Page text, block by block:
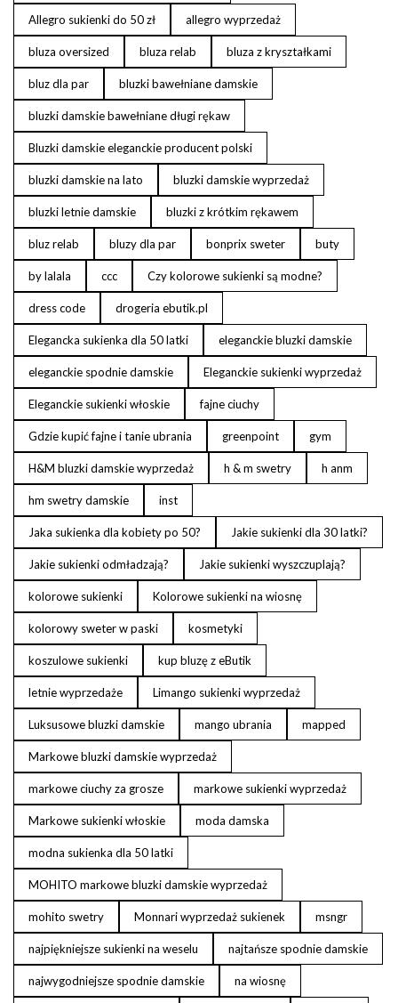
Allegro sukienki do 50 zł allegro wyprzedaż
bluza oversized bluza relab bluza z kryształkami
bluz dla par bluzki bawełniane damskie
bluzki damskie bawełniane długi rękaw
Bluzki damskie eleganckie producent polski
bluzki damskie na lato bluzki damskie wyprzedaż
bluzki letnie damskie bluzki z krótkim rękawem
bluz relab bluzy dla par bonprix sweter buty
by lalala ccc Czy kolorowe sukienki są modne?
dress code drogeria ebutik.pl
Elegancka sukienka dla 50 latki eleganckie bluzki damskie
eleganckie spodnie damskie Eleganckie sukienki wyprzedaż
Eleganckie sukienki włoskie fajne ciuchy
Gdzie kupić fajne i tanie ubrania greenpoint gym
H&M bluzki damskie wyprzedaż h & m swetry h anm
hm swetry damskie inst
Jaka sukienka dla kobiety po 50? Jakie sukienki dla 30 latki?
Jakie sukienki odmładzają? Jakie sukienki wyszczuplają?
kolorowe sukienki Kolorowe sukienki na wiosnę
kolorowy sweter w paski kosmetyki
koszulowe sukienki kup bluzę z eButik
letnie wyprzedaże Limango sukienki wyprzedaż
Luksusowe bluzki damskie mango ubrania mapped
Markowe bluzki damskie wyprzedaż
markowe ciuchy za grosze markowe sukienki wyprzedaż
Markowe sukienki włoskie moda damska
modna sukienka dla 50 latki
MOHITO markowe bluzki damskie wyprzedaż
mohito swetry Monnari wyprzedaż sukienek msngr
najpiękniejsze sukienki na weselu najtańsze spodnie damskie
najwygodniejsze spodnie damskie na wiosnę